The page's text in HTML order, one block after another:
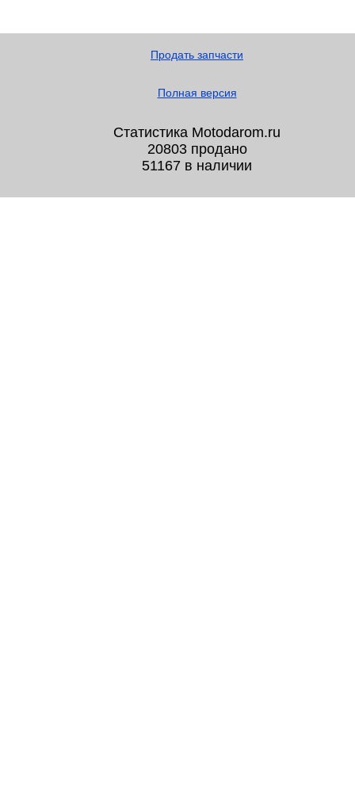
Продать запчасти
Полная версия
Статистика Motodarom.ru
20803 продано
51167 в наличии